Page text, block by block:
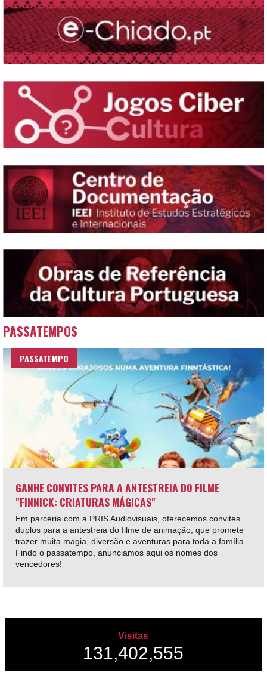
PASSATEMPOS
PASSATEMPO
GANHE CONVITES PARA A ANTESTREIA DO FILME
"FINNICK: CRIATURAS MÁGICAS"
Em parceria com a PRIS Audiovisuais, oferecemos convites
duplos para a antestreia do filme de animação, que promete
trazer muita magia, diversão e aventuras para toda a família.
Findo o passatempo, anunciamos aqui os nomes dos
vencedores!
Visitas
131,402,555